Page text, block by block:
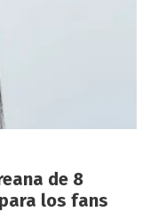
de 8
los fans